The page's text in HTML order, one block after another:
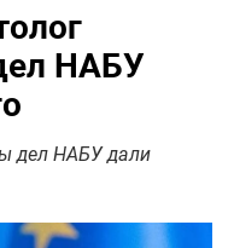
НАБУ
дел НАБУ дали